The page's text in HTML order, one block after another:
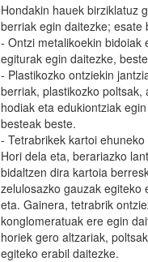
Hondakin hauek birziklatuz
berriak egin daitezke; esate
- Ontzi metalikoekin bidoiak
egiturak egin daitezke,
- Plastikozko ontziekin
berriak, plastikozko poltsak,
hodiak eta edukiontziak
besteak beste.
- Tetrabrikek kartoi
Hori dela eta, berariazko
bidaltzen dira kartoia
zelulosazko gauzak egiteko
eta. Gainera, tetrabrik
konglomeratuak ere egin
horiek gero altzariak,
egiteko erabil daitezke.